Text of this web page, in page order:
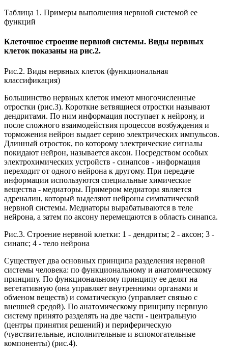
Таблица 1. Примеры выполнения нервной системой ее
функций
Клеточное строение нервной системы. Виды нервных
клеток показаны на рис.2.
Рис.2. Виды нервных клеток (функциональная
классификация)
Большинство нервных клеток имеют многочисленные
отростки (рис.3). Короткие ветвящиеся отростки называют
дендритами. По ним информация поступает к нейрону, и
после сложного взаимодействия процессов возбуждения и
торможения нейрон выдает серию электрических импульсов.
Длинный отросток, по которому электрические сигналы
покидают нейрон, называется аксон. Посредством особых
электрохимических устройств - синапсов - информация
переходит от одного нейрона к другому. При передаче
информации используются специальные химические
вещества - медиаторы. Примером медиатора является
адреналин, который выделяют нейроны симпатической
нервной системы. Медиаторы вырабатываются в теле
нейрона, а затем по аксону перемещаются в область синапса.
Рис.3. Строение нервной клетки: 1 - дендриты; 2 - аксон; 3 -
синапс; 4 - тело нейрона
Существует два основных принципа разделения нервной
системы человека: по функциональному и анатомическому
принципу. По функциональному принципу ее делят на
вегетативную (она управляет внутренними органами и
обменом веществ) и соматическую (управляет связью с
внешней средой). По анатомическому принципу нервную
систему принято разделять на две части - центральную
(центры принятия решений) и периферическую
(чувствительные, исполнительные и вспомогательные
компоненты) (рис.4).